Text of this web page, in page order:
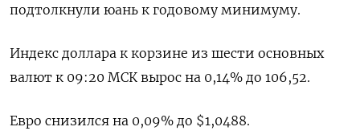
подтолкнули юань к годовому минимуму.
Индекс доллара к корзине из шести основных
валют к 09:20 МСК вырос на 0,14% до 106,52​.
Евро снизился на 0,09% до $1,0488​.